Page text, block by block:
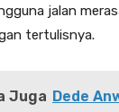
jalan
tertulisnya.
Juga Dede